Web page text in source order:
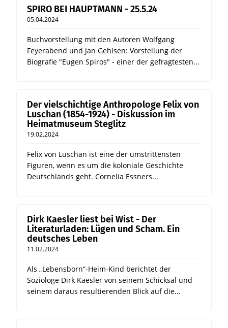
SPIRO BEI HAUPTMANN - 25.5.24
05.04.2024
Buchvorstellung mit den Autoren Wolfgang
Feyerabend und Jan Gehlsen: Vorstellung der
Biografie "Eugen Spiros" - einer der gefragtesten...
Der vielschichtige Anthropologe Felix von
Luschan (1854-1924) - Diskussion im
Heimatmuseum Steglitz
19.02.2024
Felix von Luschan ist eine der umstrittensten
Figuren, wenn es um die koloniale Geschichte
Deutschlands geht. Cornelia Essners...
Dirk Kaesler liest bei Wist - Der
Literaturladen: Lügen und Scham. Ein
deutsches Leben
11.02.2024
Als „Lebensborn“-Heim-Kind berichtet der
Soziologe Dirk Kaesler von seinem Schicksal und
seinem daraus resultierenden Blick auf die...